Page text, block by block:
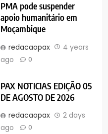
PMA pode suspender
apoio humanitário em
Moçambique
redacaopax
4 years
ago
0
PAX NOTICIAS EDIÇÃO 05
DE AGOSTO DE 2026
redacaopax
2 days
ago
0